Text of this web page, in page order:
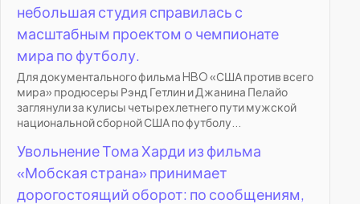
небольшая студия справилась с
масштабным проектом о чемпионате
мира по футболу.
Для документального фильма HBO «США против всего
мира» продюсеры Рэнд Гетлин и Джанина Пелайо
заглянули за кулисы четырехлетнего пути мужской
национальной сборной США по футболу...
Увольнение Тома Харди из фильма
«Мобская страна» принимает
дорогостоящий оборот: по сообщениям,